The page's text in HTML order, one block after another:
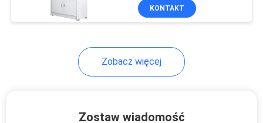
KONTAKT
Zobacz więcej
Zostaw wiadomość